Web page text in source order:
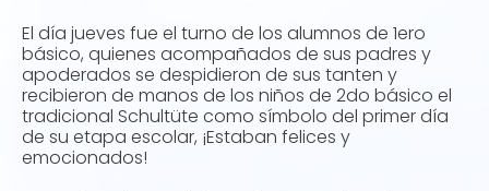
El día jueves fue el turno de los alumnos de 1ero
básico, quienes acompañados de sus padres y
apoderados se despidieron de sus tanten y
recibieron de manos de los niños de 2do básico el
tradicional Schultüte como símbolo del primer día
de su etapa escolar, ¡Estaban felices y
emocionados!